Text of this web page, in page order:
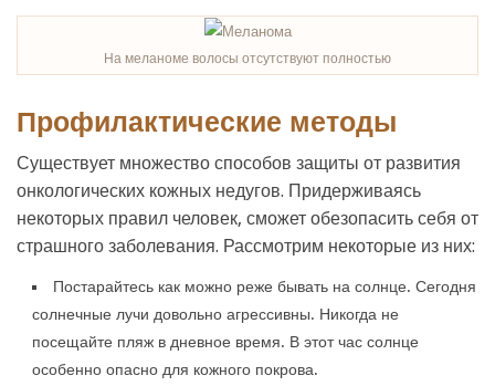
На меланоме волосы отсутствуют полностью
Профилактические методы
Существует множество способов защиты от развития
онкологических кожных недугов. Придерживаясь
некоторых правил человек, сможет обезопасить себя от
страшного заболевания. Рассмотрим некоторые из них:
Постарайтесь как можно реже бывать на солнце. Сегодня
солнечные лучи довольно агрессивны. Никогда не
посещайте пляж в дневное время. В этот час солнце
особенно опасно для кожного покрова.